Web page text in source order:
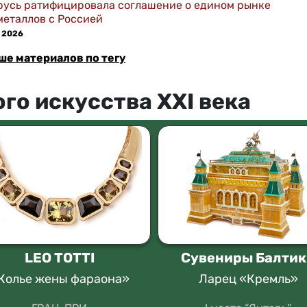
ратифицировала соглашение о едином рынке
с Россией
2026
материалов по тегу
искусства XXI века
LEO TOTTI
жены фараона»
Сувениры
Ларец «Кремль»